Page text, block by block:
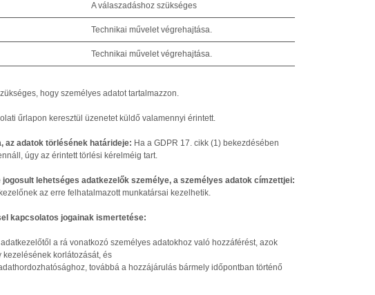
A válaszadáshoz szükséges
Technikai művelet végrehajtása.
Technikai művelet végrehajtása.
hogy személyes adatot tartalmazzon.
űrlapon keresztül üzenetet küldő valamennyi érintett.
az adatok törlésének határideje: Ha a GDPR 17. cikk (1) bekezdésében
úgy az érintett törlési kérelméig tart.
lehetséges adatkezelők személye, a személyes adatok címzettjei:
az erre felhatalmazott munkatársai kezelhetik.
kapcsolatos jogainak ismertetése:
a rá vonatkozó személyes adatokhoz való hozzáférést, azok
kezelésének korlátozását, és
továbbá a hozzájárulás bármely időpontban történő